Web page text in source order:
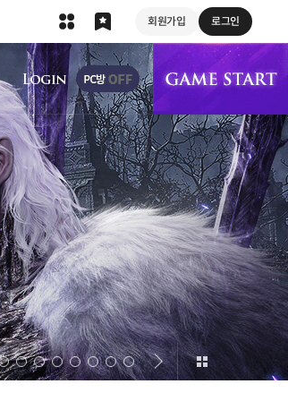
회원가입 로그인
상단 메뉴